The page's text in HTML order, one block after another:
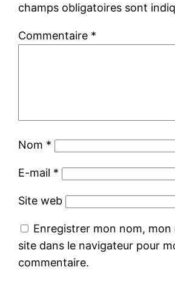
champs obligatoires sont
Commentaire *
Nom *
E-mail *
Site web
Enregistrer mon nom, mon
site dans le navigateur pour
commentaire.